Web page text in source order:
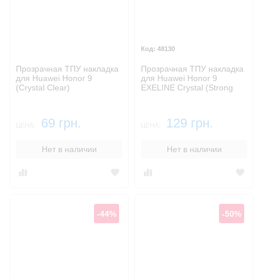
Прозрачная ТПУ накладка
для Huawei Honor 9
(Crystal Clear)
69 грн.
Нет в наличии
48130
Прозрачная ТПУ накладка
для Huawei Honor 9
EXELINE Crystal (Strong
129 грн.
Нет в наличии
-44% -50%